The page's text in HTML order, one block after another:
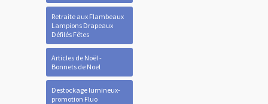
Retraite aux Flambeaux
Lampions Drapeaux
Défilés Fêtes
Articles de Noël -
Bonnets de Noel
Destockage lumineux-
promotion Fluo